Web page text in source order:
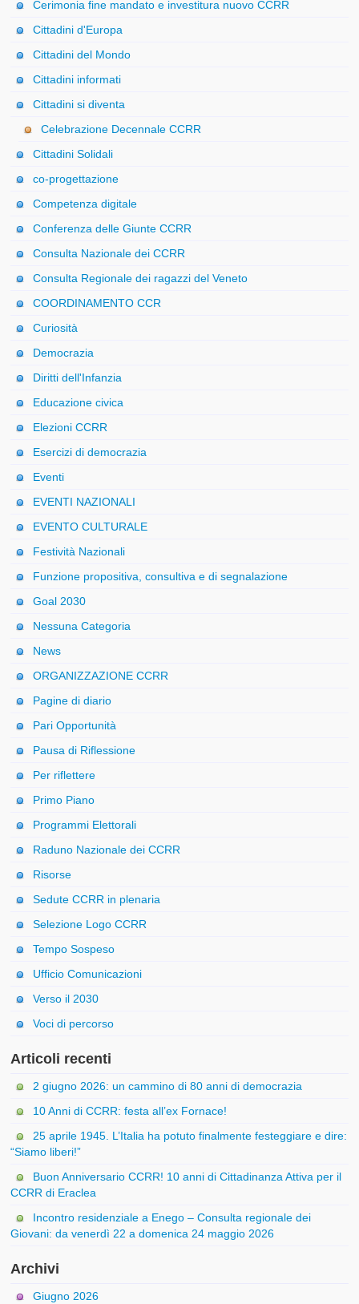
Cerimonia fine mandato e investitura nuovo CCRR
Cittadini d'Europa
Cittadini del Mondo
Cittadini informati
Cittadini si diventa
Celebrazione Decennale CCRR
Cittadini Solidali
co-progettazione
Competenza digitale
Conferenza delle Giunte CCRR
Consulta Nazionale dei CCRR
Consulta Regionale dei ragazzi del Veneto
COORDINAMENTO CCR
Curiosità
Democrazia
Diritti dell'Infanzia
Educazione civica
Elezioni CCRR
Esercizi di democrazia
Eventi
EVENTI NAZIONALI
EVENTO CULTURALE
Festività Nazionali
Funzione propositiva, consultiva e di segnalazione
Goal 2030
Nessuna Categoria
News
ORGANIZZAZIONE CCRR
Pagine di diario
Pari Opportunità
Pausa di Riflessione
Per riflettere
Primo Piano
Programmi Elettorali
Raduno Nazionale dei CCRR
Risorse
Sedute CCRR in plenaria
Selezione Logo CCRR
Tempo Sospeso
Ufficio Comunicazioni
Verso il 2030
Voci di percorso
Articoli recenti
2 giugno 2026: un cammino di 80 anni di democrazia
10 Anni di CCRR: festa all’ex Fornace!
25 aprile 1945. L’Italia ha potuto finalmente festeggiare e dire:
“Siamo liberi!”
Buon Anniversario CCRR! 10 anni di Cittadinanza Attiva per il
CCRR di Eraclea
Incontro residenziale a Enego – Consulta regionale dei
Giovani: da venerdì 22 a domenica 24 maggio 2026
Archivi
Giugno 2026